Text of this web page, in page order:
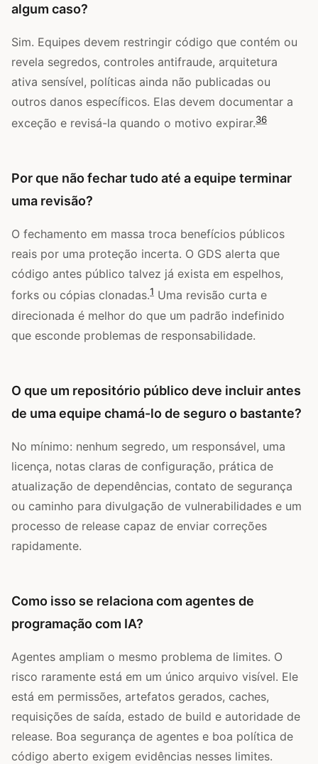
algum caso?
Sim. Equipes devem restringir código que contém ou
revela segredos, controles antifraude, arquitetura
ativa sensível, políticas ainda não publicadas ou
outros danos específicos. Elas devem documentar a
exceção e revisá-la quando o motivo expirar.36
Por que não fechar tudo até a equipe terminar
uma revisão?
O fechamento em massa troca benefícios públicos
reais por uma proteção incerta. O GDS alerta que
código antes público talvez já exista em espelhos,
forks ou cópias clonadas.1 Uma revisão curta e
direcionada é melhor do que um padrão indefinido
que esconde problemas de responsabilidade.
O que um repositório público deve incluir antes
de uma equipe chamá-lo de seguro o bastante?
No mínimo: nenhum segredo, um responsável, uma
licença, notas claras de configuração, prática de
atualização de dependências, contato de segurança
ou caminho para divulgação de vulnerabilidades e um
processo de release capaz de enviar correções
rapidamente.
Como isso se relaciona com agentes de
programação com IA?
Agentes ampliam o mesmo problema de limites. O
risco raramente está em um único arquivo visível. Ele
está em permissões, artefatos gerados, caches,
requisições de saída, estado de build e autoridade de
release. Boa segurança de agentes e boa política de
código aberto exigem evidências nesses limites.